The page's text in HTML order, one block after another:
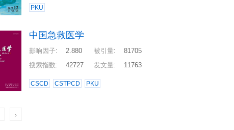
PKU
中国急救医学
影响因子: 2.880 被引量:
81705
搜索指数: 42727 发文量: 11763
CSCD CSTPCD PKU
